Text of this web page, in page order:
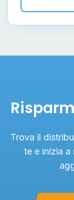
Trova il
te e inizia a